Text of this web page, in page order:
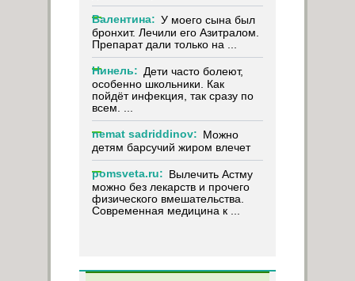
Валентина: У моего сына был
бронхит. Лечили его Азитралом.
Препарат дали только на ...
Нинель: Дети часто болеют,
особенно школьники. Как
пойдёт инфекция, так сразу по
всем. ...
nemat sadriddinov: Можно
детям барсучий жиром влечет
pomsveta.ru: Вылечить Астму
можно без лекарств и прочего
физического вмешательства.
Современная медицина к ...